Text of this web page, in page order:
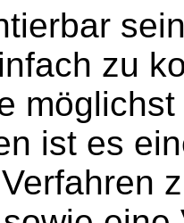
zu
ist es